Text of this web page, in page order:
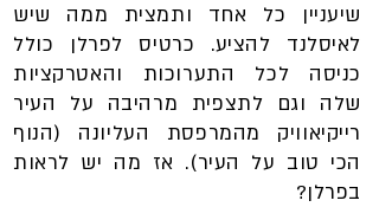
שיעניין כל אחד ותמצית ממה שיש
לאיסלנד להציע. כרטיס לפרלן כולל
כניסה לכל התערוכות והאטרקציות
שלה וגם לתצפית מרהיבה על העיר
רייקיאוויק מהמרפסת העליונה (הנוף
הכי טוב על העיר). אז מה יש לראות
בפרלן?